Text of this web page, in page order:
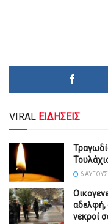
VIRAL ΕΙΔΗΣΕΙΣ
6
αδελφή,
νεκροί